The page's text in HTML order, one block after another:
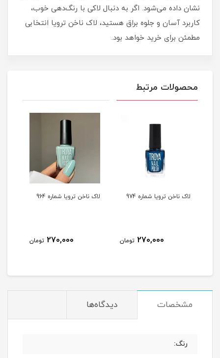
نشان داده می‌شود. اگر به دنبال لاکی با رنگ‌دهی خوب،
کاربرد آسان و جلوه براق هستید، لاک ناخن ترویا انتخابی
مطمئن برای خرید خواهد بود.
محصولات مرتبط
لاک ناخن ترویا شماره 974
270,000 تومان
لاک ناخن ترویا شماره 964
270,000 تومان
مشخصات دیدگاه‌ها
رنگ: